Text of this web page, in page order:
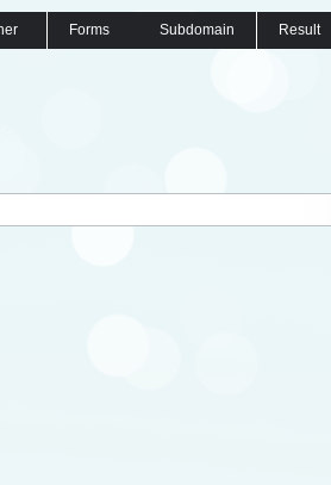
Forms Subdomain Result